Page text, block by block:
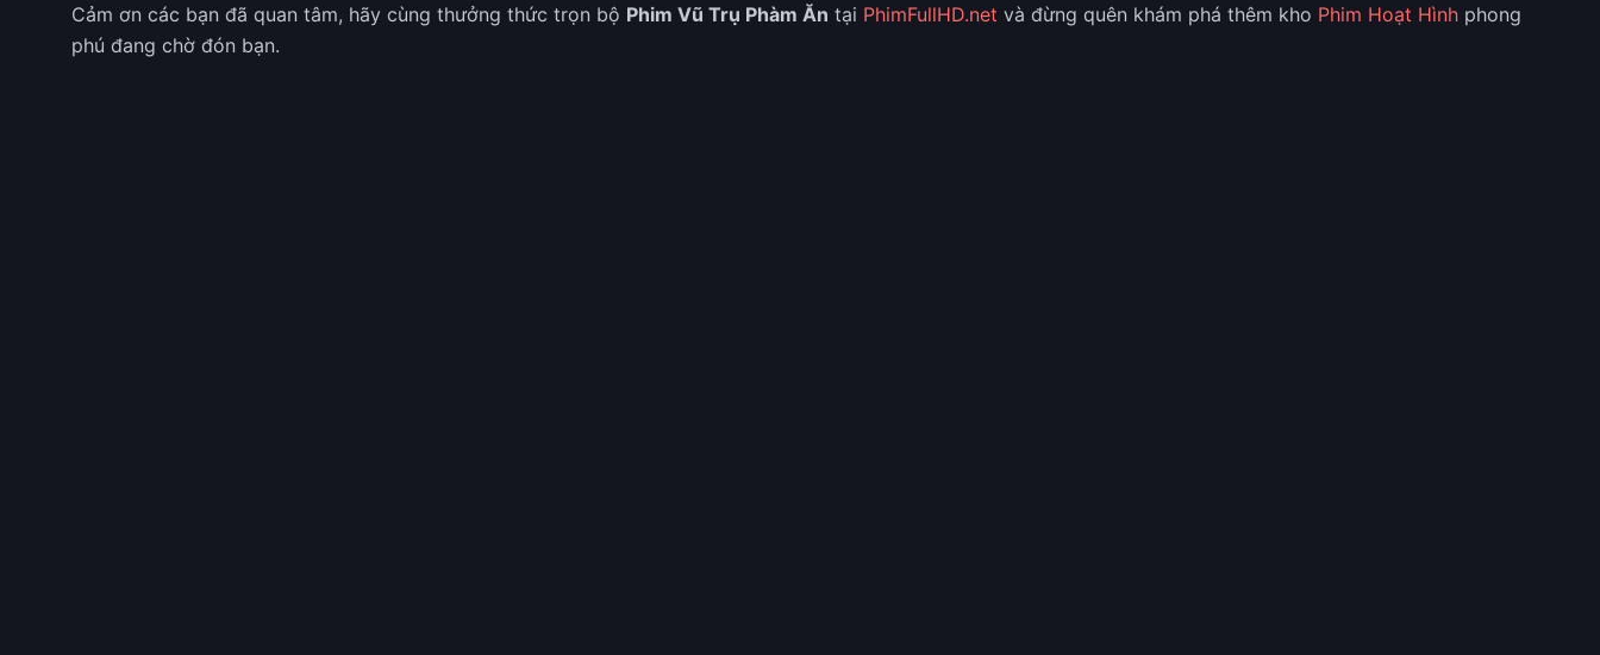
Cảm ơn các bạn đã quan tâm, hãy cùng thưởng thức trọn bộ Phim Vũ Trụ Phàm Ăn tại PhimFullHD.net và đừng quên khám phá thêm kho Phim Hoạt Hình phong
phú đang chờ đón bạn.